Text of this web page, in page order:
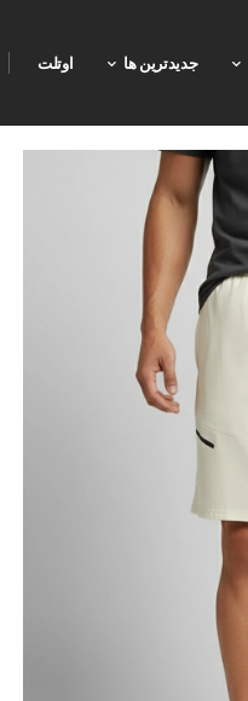
جدیدترین ها اوتلت